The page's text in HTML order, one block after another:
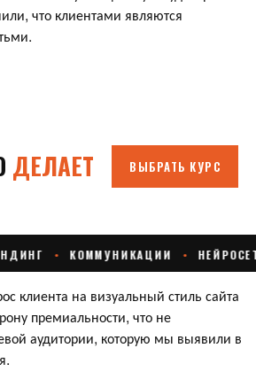
что клиентами являются
клиента на визуальный стиль сайта
премиальности, что не
аудитории, которую мы выявили в